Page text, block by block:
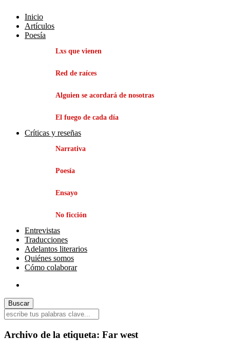
Inicio
Artículos
Poesía
Lxs que vienen
Red de raíces
Alguien se acordará de nosotras
El fuego de cada día
Críticas y reseñas
Narrativa
Poesía
Ensayo
No ficción
Entrevistas
Traducciones
Adelantos literarios
Quiénes somos
Cómo colaborar
Archivo de la etiqueta: Far west